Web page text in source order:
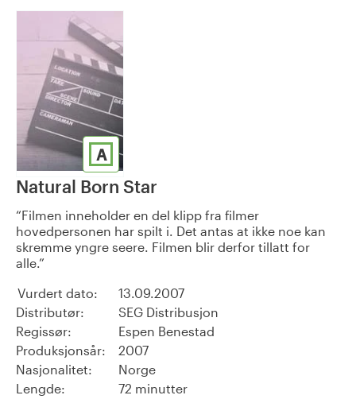
A
Natural Born Star
Filmen inneholder en del klipp fra filmer
hovedpersonen har spilt i. Det antas at ikke noe kan
skremme yngre seere. Filmen blir derfor tillatt for
alle.
Vurdert dato:
13.09.2007
Distributør:
SEG Distribusjon
Regissør:
Espen Benestad
Produksjonsår:
2007
Nasjonalitet:
Norge
Lengde:
72 minutter